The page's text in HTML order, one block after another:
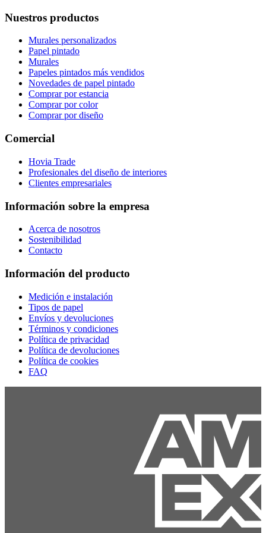
Nuestros productos
Murales personalizados
Papel pintado
Murales
Papeles pintados más vendidos
Novedades de papel pintado
Comprar por estancia
Comprar por color
Comprar por diseño
Comercial
Hovia Trade
Profesionales del diseño de interiores
Clientes empresariales
Información sobre la empresa
Acerca de nosotros
Sostenibilidad
Contacto
Información del producto
Medición e instalación
Tipos de papel
Envíos y devoluciones
Términos y condiciones
Política de privacidad
Política de devoluciones
Política de cookies
FAQ